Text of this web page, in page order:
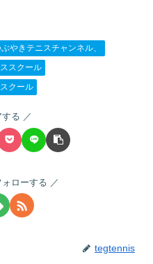
やきテニスチャンネル、
スクール
クール
する
ローする
tegtennis